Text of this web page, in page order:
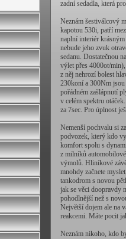
zadní sedadla, která
Neznám šestiválcový
kapotou 530i, patří
naplní interiér
nebude jeho zvuk
sedanu. Dostatečnou
výlet přes 4000ot/
z něj nehrozí bolest
230koní a 300Nm jsou
pořádném zašlápnutí
v celém spektru
za 7sec. Pro úplnost
Nemenší pochvalu si
podvozek, který kdo
komfort spolu s
z milníků
výmolů. Hliníkové
mnohdy začnete
tankodrom s novou
jak se věci doopravdy
pohodlnější než s
Největší dojem ale na
reakcemi. Máte pocit
Neznám nikoho, kdo